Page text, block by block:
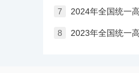
7 2024年全国统一
8 2023年全国统一